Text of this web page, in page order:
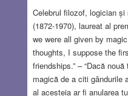
Celebrul filozof, logician
(1872-1970), laureat al
we were all given by
thoughts, I suppose the
friendships.” – “Dacă
magică de a citi gândurile
al acesteia ar fi anularea